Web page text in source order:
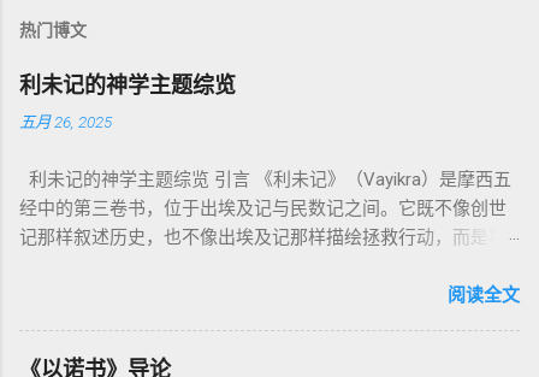
热门博文
利未记的神学主题综览
五月 26, 2025
利未记的神学主题综览 引言 《利未记》（Vayikra）是摩西五
经中的第三卷书，位于出埃及记与民数记之间。它既不像创世
记那样叙述历史，也不像出埃及记那样描绘拯救行动，而是将
内容看似仪式化，《利未记》却揭示了 神的临在如何规范人类
为我耶和华你们的神是圣洁的。”（利未记19:2） 这节经文构成
阅读全文
《以诺书》导论